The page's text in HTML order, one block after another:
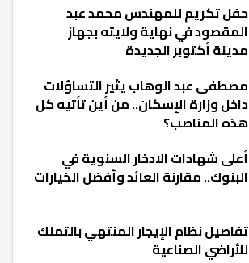
حفل تكريم للمهندس محمد عبد
المقصود في نهاية ولايته بجهاز
مدينة أكتوبر الجديدة
مصطفى عبد الوهاب يثير التساؤلات
داخل وزارة الإسكان.. من أين تأتيه كل
هذه المناصب؟
أعلى شهادات الادخار السنوية في
البنوك.. مقارنة العائد وأفضل الخيارات
تفاصيل نظام الإيجار المنتهي بالتملك
للأراضي الصناعية